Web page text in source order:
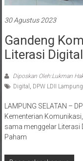
Literasi
Digital,DPW LDII Lampung
Kementerian
sama menggelar Literasi
Paham